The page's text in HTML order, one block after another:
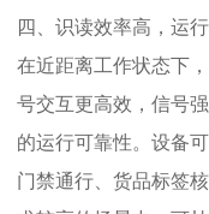
四、识读效率高，运
在近距离工作状态下
号交互更高效，信号
的运行可靠性。设备
门禁通行、货品标签